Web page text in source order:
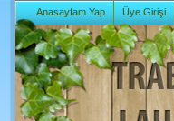
Anasayfam Yap Üye Girişi